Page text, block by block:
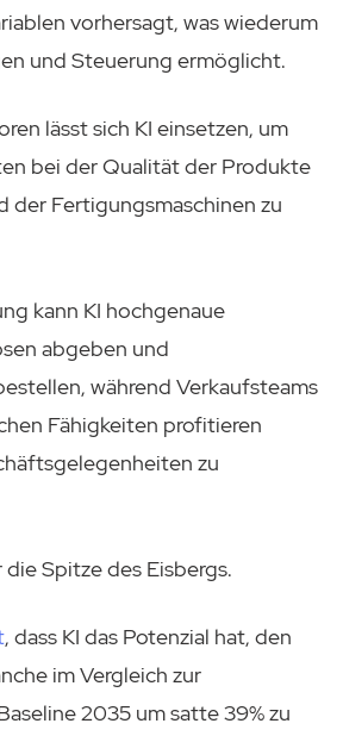
vorhersagt, was wiederum
und Steuerung ermöglicht.
lässt sich KI einsetzen, um
bei der Qualität der Produkte
der Fertigungsmaschinen zu
kann KI hochgenaue
abgeben und
während Verkaufsteams
Fähigkeiten profitieren
zu
Spitze des Eisbergs.
, dass KI das Potenzial hat, den
im Vergleich zur
2035 um satte 39% zu